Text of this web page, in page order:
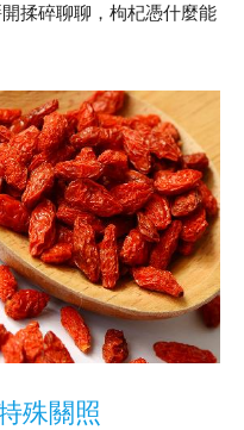
揉碎聊聊，枸杞憑什麼能
殊關照